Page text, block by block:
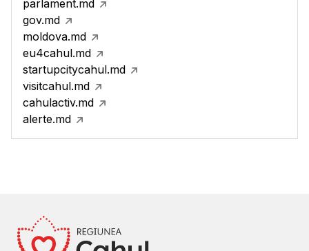
parlament.md
gov.md
moldova.md
eu4cahul.md
startupcitycahul.md
visitcahul.md
cahulactiv.md
alerte.md